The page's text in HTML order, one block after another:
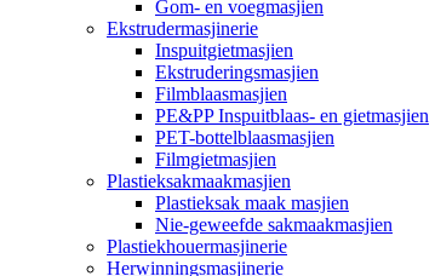
Gom- en voegmasjien
Ekstrudermasjinerie
Inspuitgietmasjien
Ekstruderingsmasjien
Filmblaasmasjien
PE&PP Inspuitblaas- en gietmasjien
PET-bottelblaasmasjien
Filmgietmasjien
Plastieksakmaakmasjien
Plastieksak maak masjien
Nie-geweefde sakmaakmasjien
Plastiekhouermasjinerie
Herwinningsmasjinerie